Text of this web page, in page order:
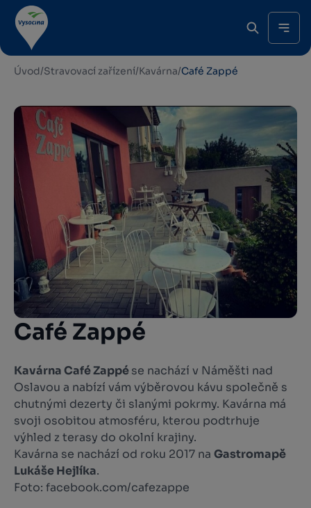
Úvod/Stravovací zařízení/Kavárna/Café Zappé
Café Zappé
Kavárna Café Zappése nachází v Náměšti nad
Oslavou a nabízí vám výběrovou kávu společně s
chutnými dezerty či slanými pokrmy. Kavárna má
svoji osobitou atmosféru, kterou podtrhuje
výhled z terasy do okolní krajiny.
Kavárna se nachází od roku 2017 na Gastromapě
Lukáše Hejlíka.
Foto: facebook.com/cafezappe